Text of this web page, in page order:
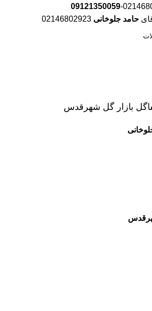
09121350059
حامد جلوخانی
بازار گل شهرقدس